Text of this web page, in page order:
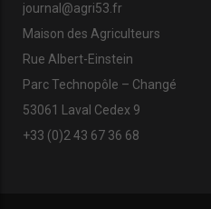
journal@agri53.fr
Maison des Agriculteurs
Rue Albert-Einstein
Parc Technopôle – Changé
53061 Laval Cedex 9
+33 (0)2 43 67 36 68